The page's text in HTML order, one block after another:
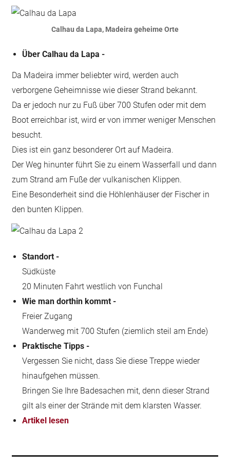
Calhau da Lapa, Madeira geheime Orte
Über Calhau da Lapa -
Da Madeira immer beliebter wird, werden auch
verborgene Geheimnisse wie dieser Strand bekannt.
Da er jedoch nur zu Fuß über 700 Stufen oder mit dem
Boot erreichbar ist, wird er von immer weniger Menschen
besucht.
Dies ist ein ganz besonderer Ort auf Madeira.
Der Weg hinunter führt Sie zu einem Wasserfall und dann
zum Strand am Fuße der vulkanischen Klippen.
Eine Besonderheit sind die Höhlenhäuser der Fischer in
den bunten Klippen.
Standort -
Südküste
20 Minuten Fahrt westlich von Funchal
Wie man dorthin kommt -
Freier Zugang
Wanderweg mit 700 Stufen (ziemlich steil am Ende)
Praktische Tipps -
Vergessen Sie nicht, dass Sie diese Treppe wieder
hinaufgehen müssen.
Bringen Sie Ihre Badesachen mit, denn dieser Strand
gilt als einer der Strände mit dem klarsten Wasser.
Artikel lesen